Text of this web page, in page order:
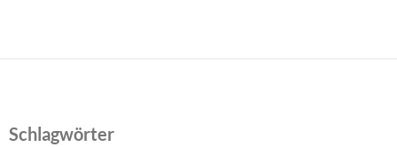
Schlagwörter